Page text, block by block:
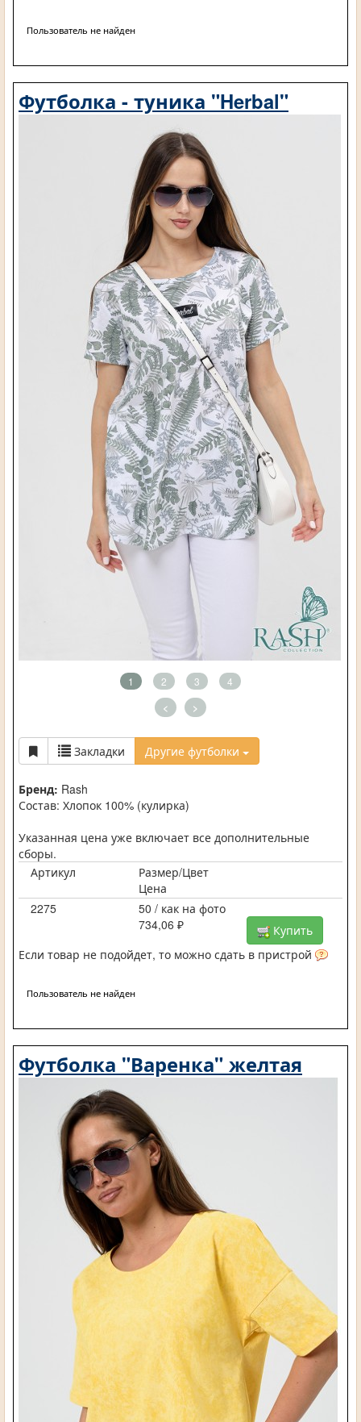
Пользователь не найден
Футболка - туника "Herbal"
1 2 3 4
< >
Закладки Другие футболки
Бренд: Rash
Состав: Хлопок 100% (кулирка)
Указанная цена уже включает все дополнительные
сборы.
Артикул
Размер/Цвет
Цена
2275
50 / как на фото
734,06 ₽
Купить
Если товар не подойдет, то можно сдать в пристрой
Пользователь не найден
Футболка "Варенка" желтая